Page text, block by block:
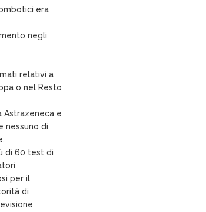
era
negli
relativi a
o nel Resto
e
nessuno di
di 60 test di
per il
di